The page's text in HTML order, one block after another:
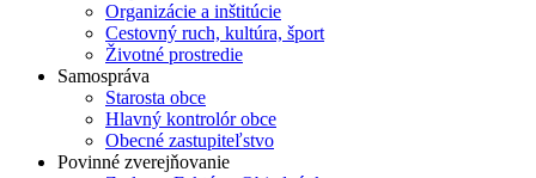
Organizácie a inštitúcie
Cestovný ruch, kultúra, šport
Životné prostredie
Samospráva
Starosta obce
Hlavný kontrolór obce
Obecné zastupiteľstvo
Povinné zverejňovanie